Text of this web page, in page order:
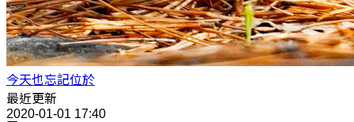
今天也忘記位於
最近更新
2020-01-01 17:40